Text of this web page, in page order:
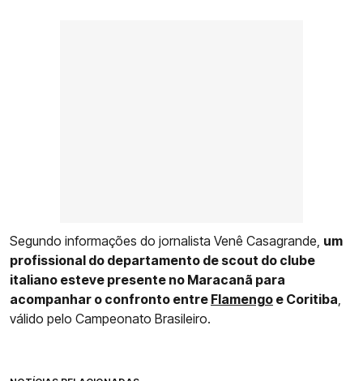
Segundo informações do jornalista Venê Casagrande, um
profissional do departamento de scout do clube
italiano esteve presente no Maracanã para
acompanhar o confronto entre Flamengo e Coritiba
válido pelo Campeonato Brasileiro.